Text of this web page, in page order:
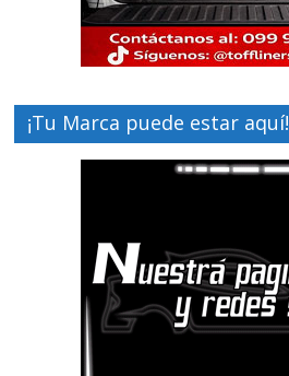
¡Tu Marca puede estar aquí!